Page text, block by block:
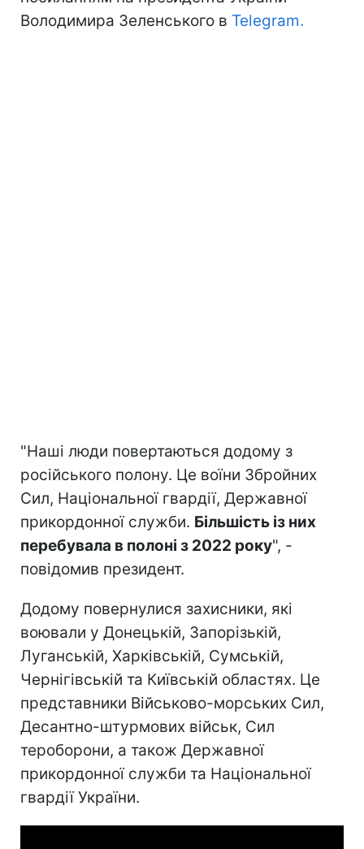
Володимира Зеленського в Telegram.
"Наші люди повертаються додому з
російського полону. Це воїни Збройних
Сил, Національної гвардії, Державної
прикордонної служби. Більшість із них
перебувала в полоні з 2022 року", -
повідомив президент.
Додому повернулися захисники, які
воювали у Донецькій, Запорізькій,
Луганській, Харківській, Сумській,
Чернігівській та Київській областях. Це
представники Військово-морських Сил,
Десантно-штурмових військ, Сил
тероборони, а також Державної
прикордонної служби та Національної
гвардії України.